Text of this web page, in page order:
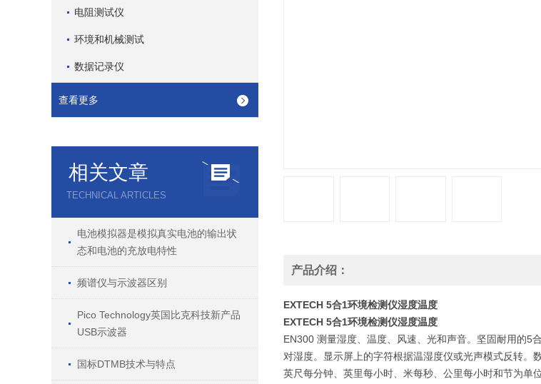
电阻测试仪
环境和机械测试
数据记录仪
查看更多
相关文章
TECHNICAL ARTICLES
电池模拟器是模拟真实电池的输出状
态和电池的充放电特性
频谱仪与示波器区别
Pico Technology英国比克科技新产品
USB示波器
国标DTMB技术与特点
产品介绍：
EXTECH 5合1环境检测仪湿度温度
EXTECH 5合1环境检测仪湿度温度
EN300 测量湿度、温度、风速、光和声音。坚固耐用的5
对湿度。显示屏上的字符根据温湿度仪或光声模式反转。
英尺每分钟、英里每小时、米每秒、公里每小时和节为单